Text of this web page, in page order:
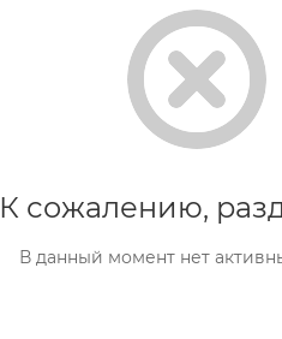
К сожалению,
В данный момент нет